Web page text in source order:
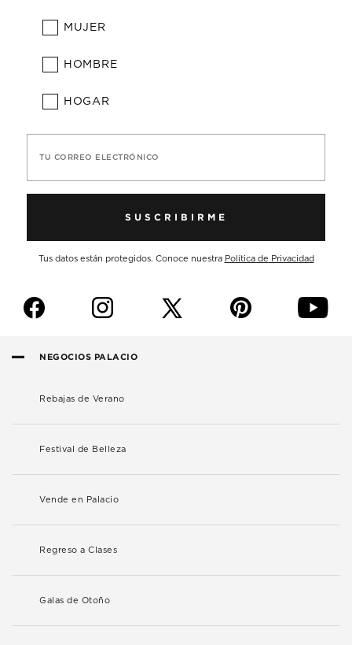
MUJER
HOMBRE
HOGAR
TU CORREO ELECTRÓNICO
SUSCRIBIRME
Tus datos están protegidos. Conoce nuestra Política de Privacidad
f i p y
NEGOCIOS PALACIO
Rebajas de Verano
Festival de Belleza
Vende en Palacio
Regreso a Clases
Galas de Otoño